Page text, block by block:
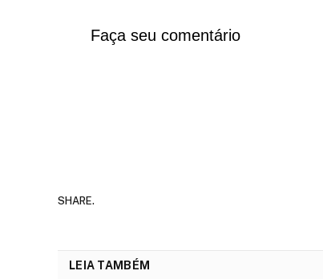
Faça seu comentário
SHARE.
LEIA TAMBÉM